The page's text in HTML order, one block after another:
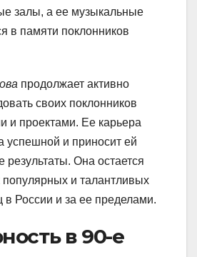
залы, а ее музыкальные
в памяти поклонников
продолжает активно
своих поклонников
и проектами. Ее карьера
успешной и приносит ей
результаты. Она остается
и талантливых
в России и за ее пределами.
в 90-е